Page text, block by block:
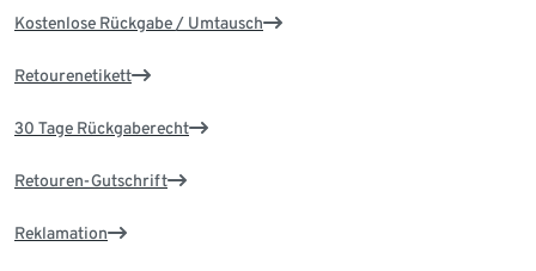
Kostenlose Rückgabe / Umtausch
Retourenetikett
30 Tage Rückgaberecht
Retouren-Gutschrift
Reklamation